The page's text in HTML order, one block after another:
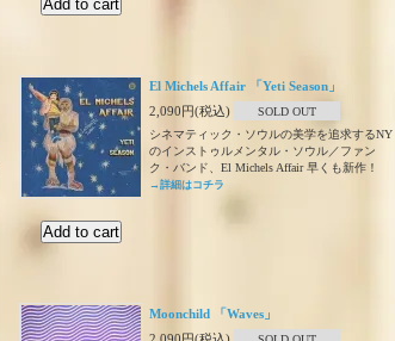
El Michels Affair 「Yeti Season」
2,090円(税込)
SOLD OUT
シネマティック・ソウルの美学を追求するNY
のインストゥルメンタル・ソウル／ファン
ク・バンド、El Michels Affair 早くも新作！
→詳細はコチラ
Moonchild 「Waves」